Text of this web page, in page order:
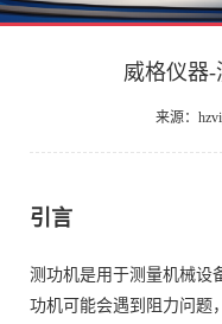
威格仪器-
来源：
引言
测功机是用于测量机械设
功机可能会遇到阻力问题